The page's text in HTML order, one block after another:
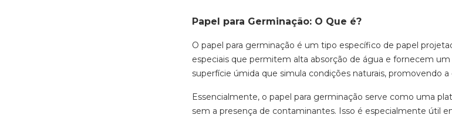
Papel para Germinação: O Que é?
O papel para germinação é um tipo específico de papel
especiais que permitem alta absorção de água e fornecem
superfície úmida que simula condições naturais, promovendo
Essencialmente, o papel para germinação serve como uma
sem a presença de contaminantes. Isso é especialmente útil